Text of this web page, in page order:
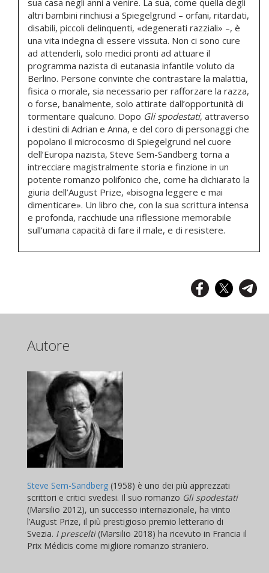
sua casa negli anni a venire. La sua, come quella degli
altri bambini rinchiusi a Spiegelgrund – orfani, ritardati,
disabili, piccoli delinquenti, «degenerati razziali» –, è
una vita indegna di essere vissuta. Non ci sono cure
ad attenderli, solo medici pronti ad attuare il
programma nazista di eutanasia infantile voluto da
Berlino. Persone convinte che contrastare la malattia,
fisica o morale, sia necessario per rafforzare la razza,
o forse, banalmente, solo attirate dall’opportunità di
tormentare qualcuno. Dopo Gli spodestati, attraverso
i destini di Adrian e Anna, e del coro di personaggi che
popolano il microcosmo di Spiegelgrund nel cuore
dell’Europa nazista, Steve Sem-Sandberg torna a
intrecciare magistralmente storia e finzione in un
potente romanzo polifonico che, come ha dichiarato la
giuria dell’August Prize, «bisogna leggere e mai
dimenticare». Un libro che, con la sua scrittura intensa
e profonda, racchiude una riflessione memorabile
sull’umana capacità di fare il male, e di resistere.
Autore
Steve Sem-Sandberg (1958) è uno dei più apprezzati
scrittori e critici svedesi. Il suo romanzo Gli spodestati
(Marsilio 2012), un successo internazionale, ha vinto
l’August Prize, il più prestigioso premio letterario di
Svezia. I prescelti(Marsilio 2018) ha ricevuto in Francia il
Prix Médicis come migliore romanzo straniero.